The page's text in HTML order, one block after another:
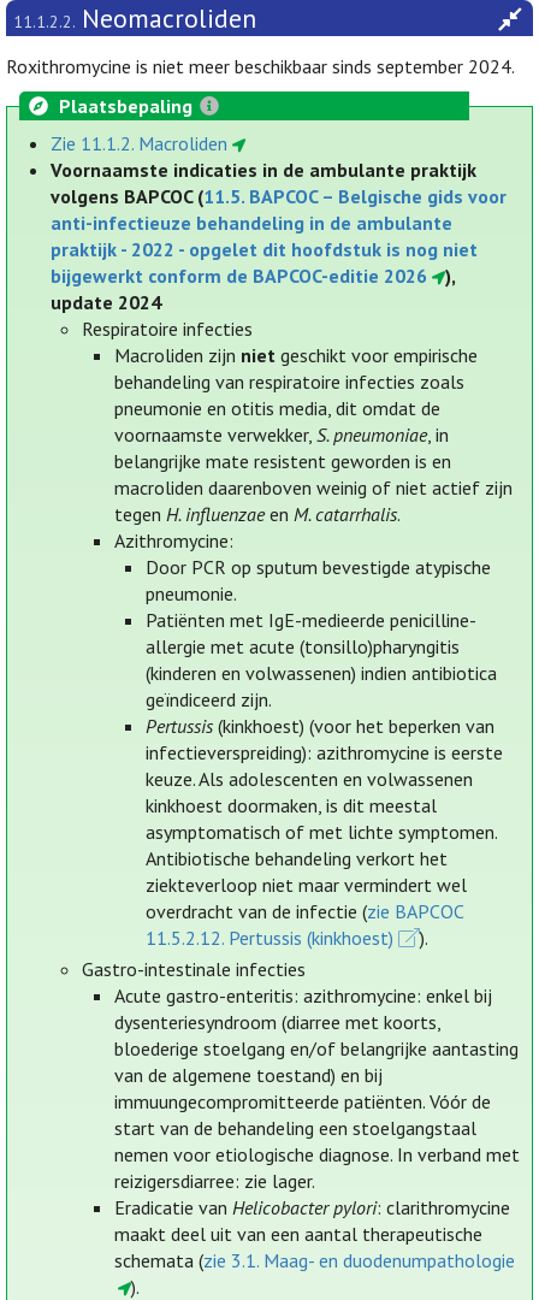
11.1.2.2. Neomacroliden
Roxithromycine is niet meer beschikbaar sinds september 2024.
Plaatsbepaling
Zie 11.1.2. Macroliden
Voornaamste indicaties in de ambulante praktijk
volgens BAPCOC (11.5. BAPCOC – Belgische gids voor
anti-infectieuze behandeling in de ambulante
praktijk - 2022 - opgelet dit hoofdstuk is nog niet
bijgewerkt conform de BAPCOC-editie 2026
),
update 2024
Respiratoire infecties
Macroliden zijn niet geschikt voor empirische
behandeling van respiratoire infecties zoals
pneumonie en otitis media, dit omdat de
voornaamste verwekker, S. pneumoniae, in
belangrijke mate resistent geworden is en
macroliden daarenboven weinig of niet actief zijn
tegen H. influenzaeen M. catarrhalis.
Azithromycine:
Door PCR op sputum bevestigde atypische
pneumonie.
Patiënten met IgE-medieerde penicilline-
allergie met acute (tonsillo)pharyngitis
(kinderen en volwassenen) indien antibiotica
geïndiceerd zijn.
Pertussis(kinkhoest) (voor het beperken van
infectieverspreiding): azithromycine is eerste
keuze. Als adolescenten en volwassenen
kinkhoest doormaken, is dit meestal
asymptomatisch of met lichte symptomen.
Antibiotische behandeling verkort het
ziekteverloop niet maar vermindert wel
overdracht van de infectie (zie BAPCOC
11.5.2.12. Pertussis (kinkhoest)
).
Gastro-intestinale infecties
Acute gastro-enteritis: azithromycine: enkel bij
dysenteriesyndroom (diarree met koorts,
bloederige stoelgang en/of belangrijke aantasting
van de algemene toestand) en bij
immuungecompromitteerde patiënten. Vóór de
start van de behandeling een stoelgangstaal
nemen voor etiologische diagnose. In verband met
reizigersdiarree: zie lager.
Eradicatie van Helicobacter pylori: clarithromycine
maakt deel uit van een aantal therapeutische
schemata (zie 3.1. Maag- en duodenumpathologie
).